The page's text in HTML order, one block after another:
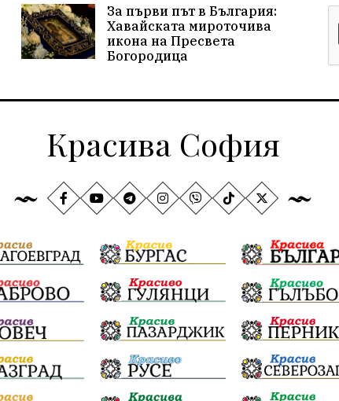
За първи път в България:
Хавайската мироточива
икона на Пресвета
Богородица
Красива София